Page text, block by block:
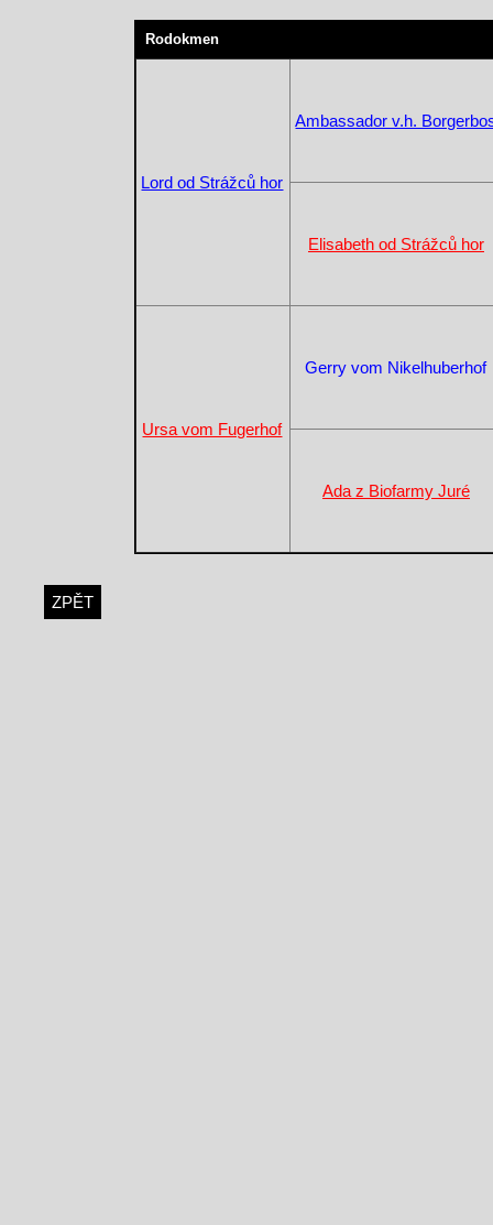
Rodokmen
Lord od Strážců hor
Ambassador v.h.
Elisabeth od Strážců hor
Ursa vom Fugerhof
Gerry vom Nikelhuberhof
Ada z Biofarmy Juré
ZPĚT